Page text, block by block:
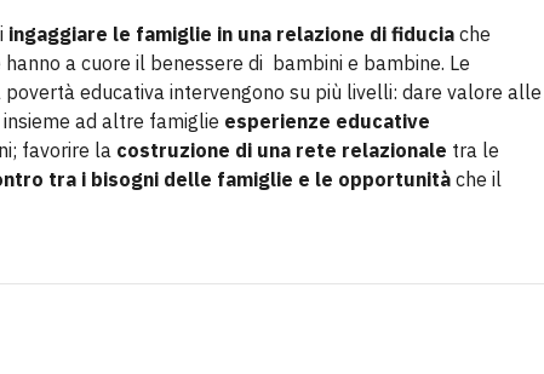
ingaggiare le famiglie in una relazione di fiducia che
a cuore il benessere di bambini e bambine. Le
educativa intervengono su più livelli: dare valore alle
insieme ad altre famiglie esperienze educative
favorire la costruzione di una rete relazionale tra le
tra i bisogni delle famiglie e le opportunità che il